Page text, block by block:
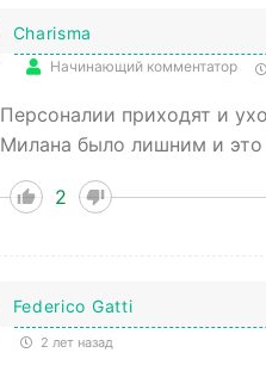
Charisma
Начинающий комментатор
Персоналии приходят и
Милана было лишним и это
2
Federico Gatti
2 лет назад